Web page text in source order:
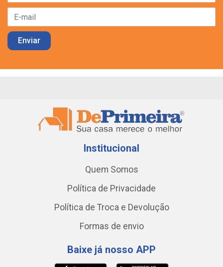
Institucional
Quem Somos
Política de Privacidade
Política de Troca e Devolução
Formas de envio
Baixe já nosso APP